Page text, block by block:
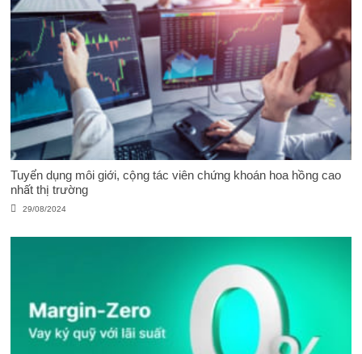
Tuyển dụng môi giới, cộng tác viên chứng khoán hoa hồng cao
nhất thị trường
29/08/2024